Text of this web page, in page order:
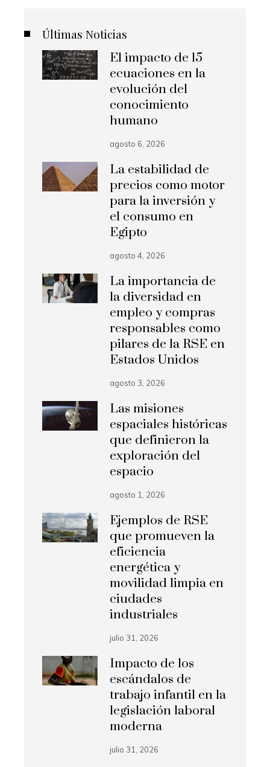
Últimas Noticias
El impacto de 15
ecuaciones en la
evolución del
conocimiento
humano
agosto 6, 2026
La estabilidad de
precios como motor
para la inversión y
el consumo en
Egipto
agosto 4, 2026
La importancia de
la diversidad en
empleo y compras
responsables como
pilares de la RSE en
Estados Unidos
agosto 3, 2026
Las misiones
espaciales históricas
que definieron la
exploración del
espacio
agosto 1, 2026
Ejemplos de RSE
que promueven la
eficiencia
energética y
movilidad limpia en
ciudades
industriales
julio 31, 2026
Impacto de los
escándalos de
trabajo infantil en la
legislación laboral
moderna
julio 31, 2026